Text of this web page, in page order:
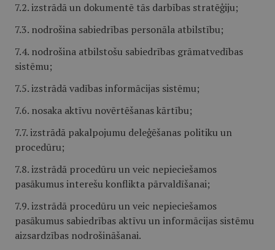
7.2. izstrādā un dokumentē tās darbības stratēģiju;
7.3. nodrošina sabiedrības personāla atbilstību;
7.4. nodrošina atbilstošu sabiedrības grāmatvedības
sistēmu;
7.5. izstrādā vadības informācijas sistēmu;
7.6. nosaka aktīvu novērtēšanas kārtību;
7.7. izstrādā pakalpojumu deleģēšanas politiku un
procedūru;
7.8. izstrādā procedūru un veic nepieciešamos
pasākumus interešu konflikta pārvaldīšanai;
7.9. izstrādā procedūru un veic nepieciešamos
pasākumus sabiedrības aktīvu un informācijas sistēmu
aizsardzības nodrošināšanai.